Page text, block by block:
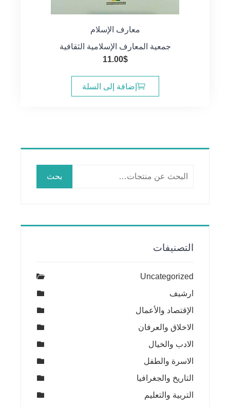
معارف الإسلام
جمعية المعارف الإسلامية الثقافية
11.00$
إضافة إلى السلة
بحث
التصنيفات
Uncategorized
ارشيف
الإقتصاد والأعمال
الاخلاق والعرفان
الادب والخيال
الاسرة والطفل
التاريخ والجغرافيا
التربية والتعليم